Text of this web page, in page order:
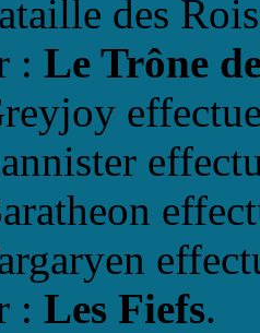
des
: Le Trône
: Les Fiefs.